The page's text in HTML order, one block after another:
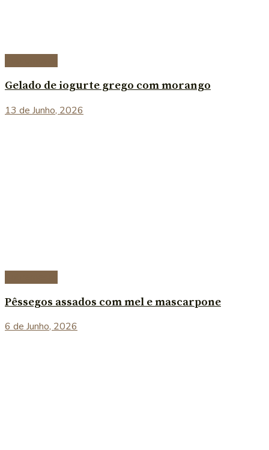
Gelado de iogurte grego com morango
13 de Junho, 2026
Pêssegos assados com mel e mascarpone
6 de Junho, 2026